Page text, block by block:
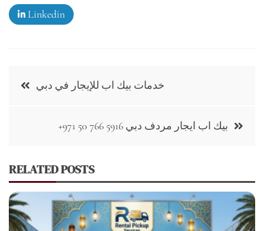
Linkedin
Post خدمات بيك اب للإيجار في دبي
+971 50 766 5916 بيك اب ايجار مردف دبي
RELATED POSTS